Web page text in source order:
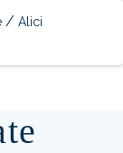
/ Alici